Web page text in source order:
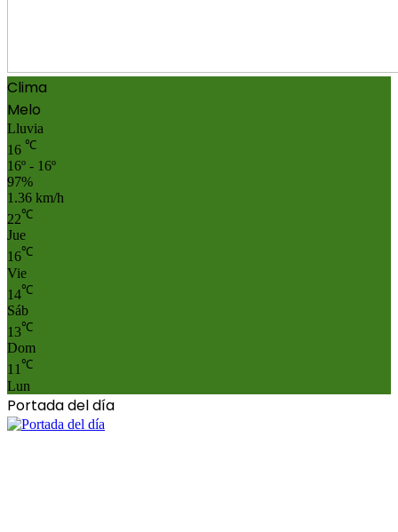
Clima
Melo
Lluvia
16 ℃
16º - 16º
97%
1.36 km/h
22℃
Jue
16℃
Vie
14℃
Sáb
13℃
Dom
11℃
Lun
Portada del día